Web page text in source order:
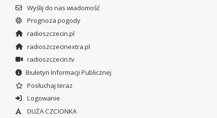
Wyślij do nas wiadomość
Prognoza pogody
radioszczecin.pl
radioszczecinextra.pl
radioszczecin.tv
Biuletyn Informacji Publicznej
Posłuchaj teraz
Logowanie
DUŻA CZCIONKA